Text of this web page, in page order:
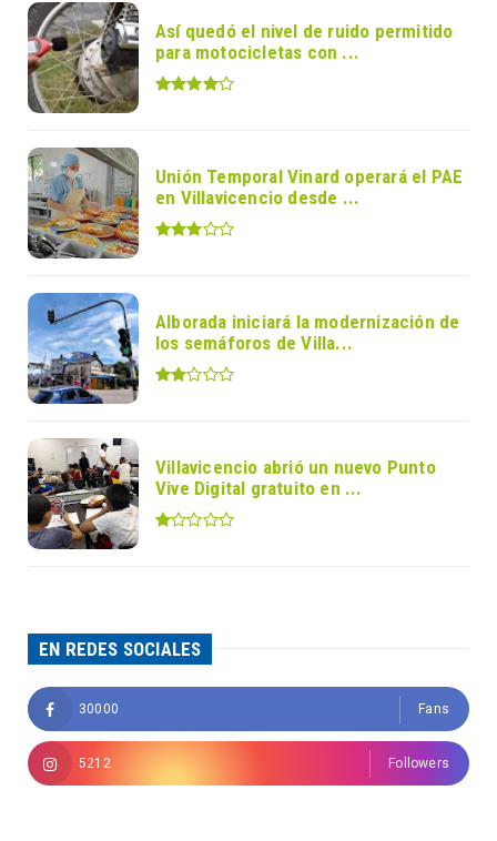
Así quedó el nivel de ruido permitido
para motocicletas con ...
Unión Temporal Vinard operará el PAE
en Villavicencio desde ...
Alborada iniciará la modernización de
los semáforos de Villa...
Villavicencio abrió un nuevo Punto
Vive Digital gratuito en ...
EN REDES SOCIALES
30000 Fans
5212 Followers